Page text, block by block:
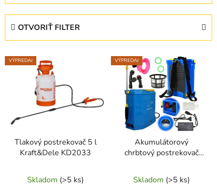
d
e
u
OTVORIŤ FILTER
V
ý
p
VÝPREDAJ
Tlakový postrekovač 5 l
Kraft&Dele KD2033
Skladom (>5 ks)
VÝPREDAJ
Akumulátorový
chrbtový postrekovač
tryskami a
príslušenstvom
Skladom (>5 ks)